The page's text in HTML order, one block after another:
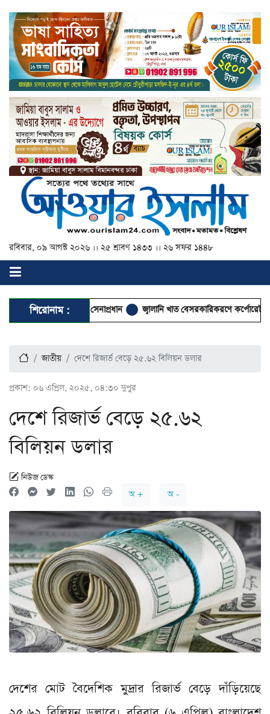
রবিবার, ০৯ আগস্ট ২০২৬ ।। ২৫ শ্রাবণ ১৪৩৩ ।। ২৬ সফর ১৪৪৮
শিরোনাম :
সফরে গেলেন সেনাপ্রধান জ্বালানি খাত বেসরকারিকরণে কর্পোরেট দখলের
জাতীয় দেশে রিজার্ভ বেড়ে ২৫.৬২ বিলিয়ন ডলার
প্রকাশ: ০৬ এপ্রিল, ২০২৫, ০৪:৩০ দুপুর
দেশে রিজার্ভ বেড়ে ২৫.৬২
বিলিয়ন ডলার
নিউজ ডেস্ক
অ +
অ -
দেশের মোট বৈদেশিক মুদ্রার রিজার্ভ বেড়ে দাঁড়িয়েছে